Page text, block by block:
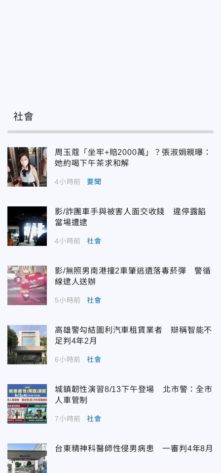
社會
周玉蔻「坐牢+賠2000萬」？張淑娟親曝：
她約喝下午茶求和解
4小時前 要聞
影/詐團車手與被害人面交收錢 違停露餡
當場遭逮
4小時前 社會
影/無照男南港撞2車肇逃遺落毒菸彈 警循
線逮人送辦
5小時前 社會
高雄警勾結圖利汽車租賃業者 辯稱智能不
足判4年2月
6小時前 社會
城鎮韌性演習8/13下午登場 北市警：全市
人車管制
7小時前 社會
台東精神科醫師性侵男病患 一審判4年8月